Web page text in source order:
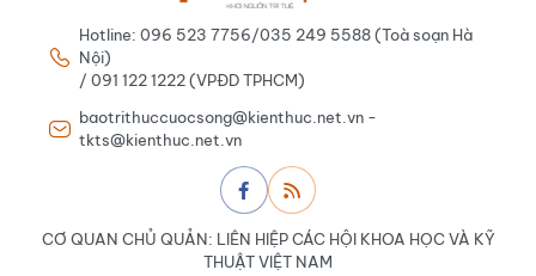
Hotline: 096 523 7756/035 249 5588 (Toà soạn Hà
Nội)
/ 091 122 1222 (VPĐD TPHCM)
baotrithuccuocsong@kienthuc.net.vn -
tkts@kienthuc.net.vn
CƠ QUAN CHỦ QUẢN: LIÊN HIỆP CÁC HỘI KHOA HỌC VÀ KỸ
THUẬT VIỆT NAM